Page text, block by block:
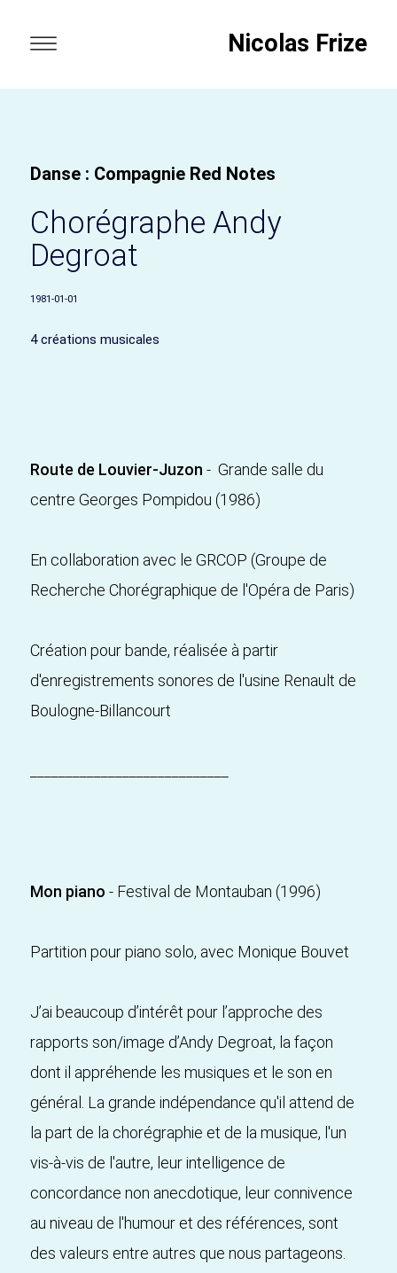
Nicolas Frize
Danse : Compagnie Red Notes
Chorégraphe Andy
Degroat
1981-01-01
4 créations musicales
Route de Louvier-Juzon - Grande salle du
centre Georges Pompidou (1986)
En collaboration avec le GRCOP (Groupe de
Recherche Chorégraphique de l'Opéra de Paris)
Création pour bande, réalisée à partir
d'enregistrements sonores de l'usine Renault de
Boulogne-Billancourt
Mon piano - Festival de Montauban (1996)
Partition pour piano solo, avec Monique Bouvet
J’ai beaucoup d’intérêt pour l’approche des
rapports son/image d’Andy Degroat, la façon
dont il appréhende les musiques et le son en
général. La grande indépendance qu'il attend de
la part de la chorégraphie et de la musique, l'un
vis-à-vis de l'autre, leur intelligence de
concordance non anecdotique, leur connivence
au niveau de l'humour et des références, sont
des valeurs entre autres que nous partageons.